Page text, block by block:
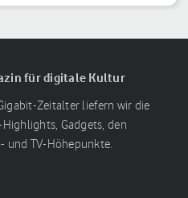
für digitale Kultur
Zeitalter liefern wir die
Gadgets, den
und TV-Höhepunkte.